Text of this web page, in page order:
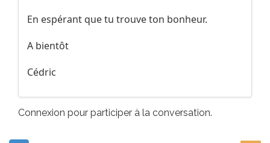
En espérant que tu trouve ton bonheur.
A bientôt
Cédric
Connexion pour participer à la conversation.